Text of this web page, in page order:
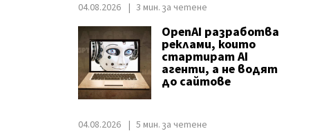
04.08.2026 3 мин. за четене
OpenAI разработва
реклами, които
стартират AI
агенти, а не водят
до сайтове
04.08.2026 5 мин. за четене